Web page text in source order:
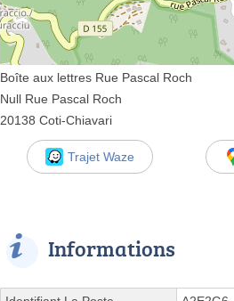
Boîte aux lettres Rue Pascal Roch
Null Rue Pascal Roch
20138 Coti-Chiavari
Trajet Waze
Informations